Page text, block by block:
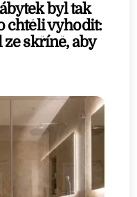
byl tak
chtěli vyhodit:
skříně, aby